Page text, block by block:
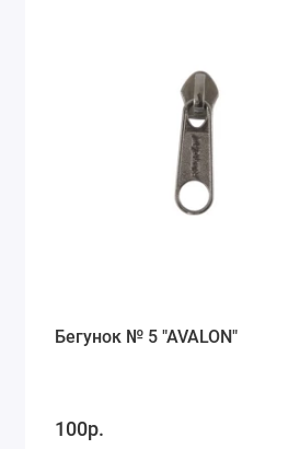
Бегунок № 5 "AVALON"
100р.